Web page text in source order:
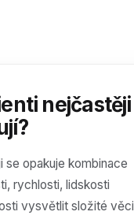
nejčastěji
se opakuje kombinace
rychlosti, lidskosti
vysvětlit složité věci